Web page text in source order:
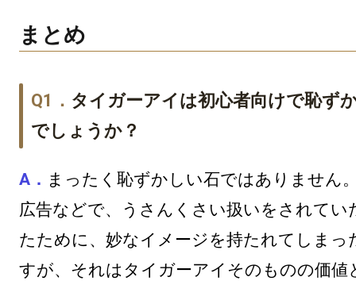
まとめ
タイガーアイは初心者向けで恥ず
でしょうか？
まったく恥ずかしい石ではありません
広告などで、うさんくさい扱いをされてい
たために、妙なイメージを持たれてしまっ
すが、それはタイガーアイそのものの価値